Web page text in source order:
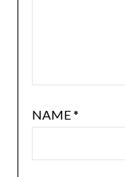
NAME*